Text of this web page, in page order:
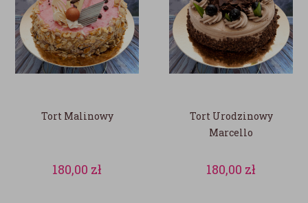
Tort Malinowy
180,00 zł
Tort Urodzinowy
Marcello
180,00 zł